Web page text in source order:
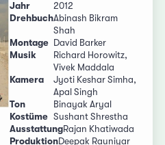
Jahr
2012
DrehbuchAbinash Bikram
Shah
Montage David Barker
Musik
Richard Horowitz,
Vivek Maddala
Kamera
Jyoti Keshar Simha,
Apal Singh
Ton
Binayak Aryal
Kostüme Sushant Shrestha
AusstattungRajan Khatiwada
ProduktionDeepak Rauniyar